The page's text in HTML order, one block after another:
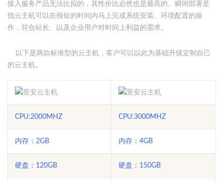
接入服务产品无法比拟的，其性价比必然也是最高的。瞬间部署是
指云主机可以在很短的时间内马上完成系统安装、环境配置的操
作，符合站长、以及企业用户对时间上利益的需求。
以下是两款标准型的云主机，客户可以以此为基础升级定制自己
的云主机。
CPU:2000MHZ CPU:3000MHZ
内存：2GB 内存：4GB
硬盘：120GB 硬盘：150GB